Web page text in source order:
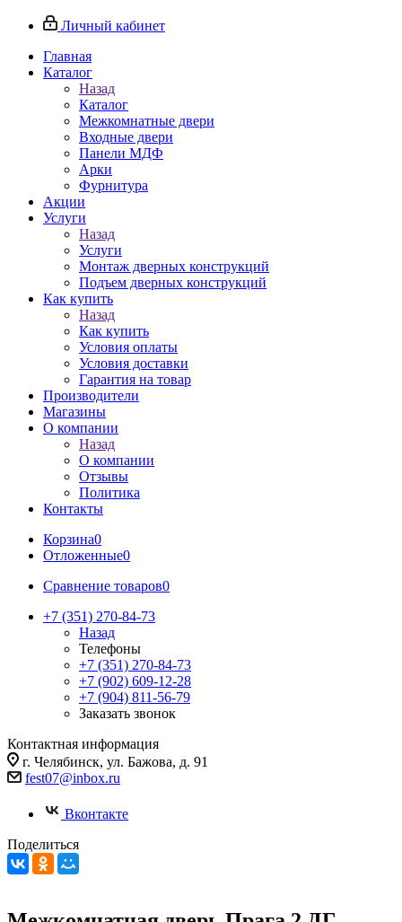
Личный кабинет
Главная
Каталог
Назад
Каталог
Межкомнатные двери
Входные двери
Панели МДФ
Арки
Фурнитура
Акции
Услуги
Назад
Услуги
Монтаж дверных конструкций
Подъем дверных конструкций
Как купить
Назад
Как купить
Условия оплаты
Условия доставки
Гарантия на товар
Производители
Магазины
О компании
Назад
О компании
Отзывы
Политика
Контакты
Корзина0
Отложенные0
Сравнение товаров0
+7 (351) 270-84-73
Назад
Телефоны
+7 (351) 270-84-73
+7 (902) 609-12-28
+7 (904) 811-56-79
Заказать звонок
Контактная информация
г. Челябинск, ул. Бажова, д. 91
fest07@inbox.ru
Вконтакте
Поделиться